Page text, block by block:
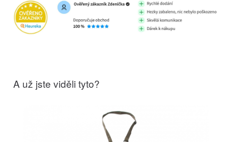
A už jste viděli tyto?